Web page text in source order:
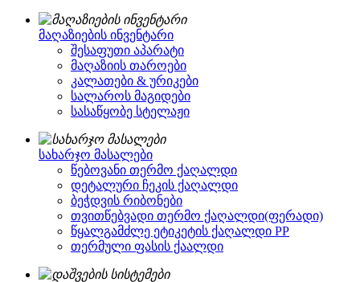
მაღაზიების ინვენტარი
შესაფუთი აპარატი
მაღაზიის თაროები
კალათები & ურიკები
სალაროს მაგიდები
სასაწყობე სტელაჟი
სახარჯო მასალები
წებოვანი თერმო ქაღალდი
დეტალური ჩეკის ქაღალდი
ბეჭდვის რიბონები
თვითწებვადი თერმო ქაღალდი(ფერადი)
წყალგამძლე ეტიკეტის ქაღალდი PP
თერმული ფასის ქაალდი